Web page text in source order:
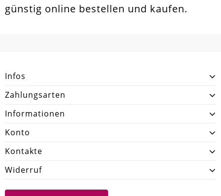
günstig online bestellen und kaufen.
Infos
Zahlungsarten
Informationen
Konto
Kontakte
Widerruf